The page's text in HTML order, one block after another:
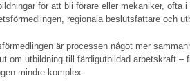
för att bli förare eller mekaniker, ofta i
regionala beslutsfattare och
är processen något mer
om utbildning till färdigutbildad arbetskraft –
mindre komplex.